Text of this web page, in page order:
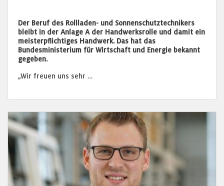
Der Beruf des Rollladen- und Sonnenschutztechnikers
bleibt in der Anlage A der Handwerksrolle und damit ein
meisterpflichtiges Handwerk. Das hat das
Bundesministerium für Wirtschaft und Energie bekannt
gegeben.
„Wir freuen uns sehr …